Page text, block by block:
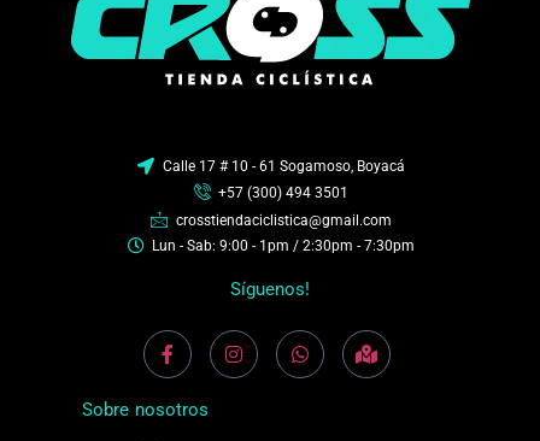
Calle 17 # 10 - 61 Sogamoso, Boyacá
+57 (300) 494 3501
crosstiendaciclistica@gmail.com
Lun - Sab: 9:00 - 1pm / 2:30pm - 7:30pm
Síguenos!
Sobre nosotros